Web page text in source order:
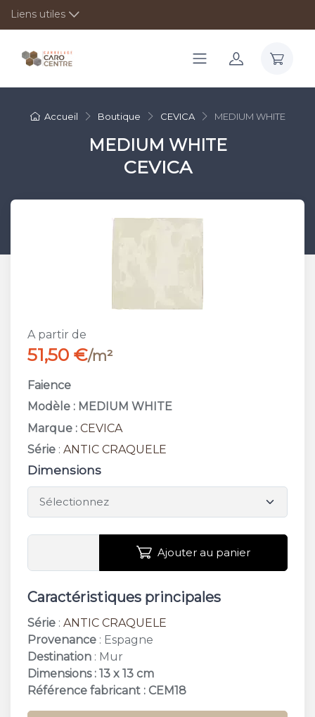
Liens utiles
Accueil Boutique CEVICA MEDIUM WHITE
MEDIUM WHITE
CEVICA
A partir de
51,50 €/m²
Faience
Modèle : MEDIUM WHITE
Marque : CEVICA
Série : ANTIC CRAQUELE
Dimensions
Ajouter au panier
Caractéristiques principales
Série : ANTIC CRAQUELE
Provenance : Espagne
Destination : Mur
Dimensions : 13 x 13 cm
Référence fabricant : CEM18